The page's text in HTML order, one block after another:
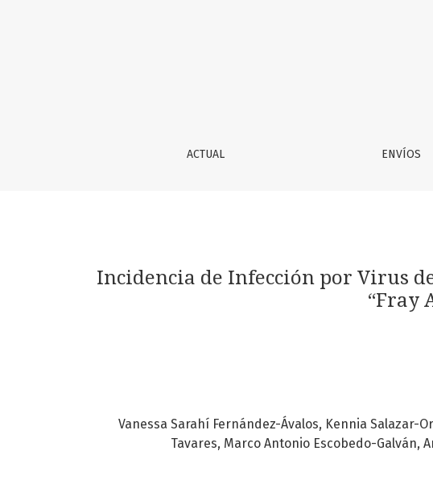
Incidencia de Infección por Virus de Hepatitis C por
ACTUAL ENVÍOS
Incidencia de Infección por Virus
“Fray
Vanessa Sarahí Fernández-Ávalos Kennia Salazar-
Tavares Marco Antonio Escobedo-Galván